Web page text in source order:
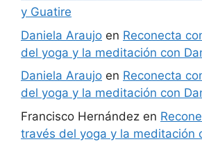
y Guatire
Daniela Araujo en Reconecta
del yoga y la meditación con
Daniela Araujo en Reconecta
del yoga y la meditación con
Francisco Hernández en
través del yoga y la meditación